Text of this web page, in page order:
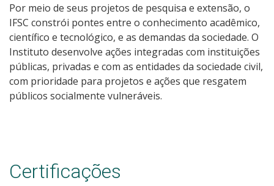
Por meio de seus projetos de pesquisa e extensão, o
IFSC constrói pontes entre o conhecimento acadêmico,
científico e tecnológico, e as demandas da sociedade. O
Instituto desenvolve ações integradas com instituições
públicas, privadas e com as entidades da sociedade civil,
com prioridade para projetos e ações que resgatem
públicos socialmente vulneráveis.
Certificações